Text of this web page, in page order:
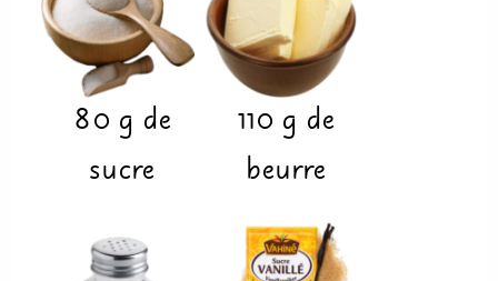
80 g de
sucre
110 g de
beurre